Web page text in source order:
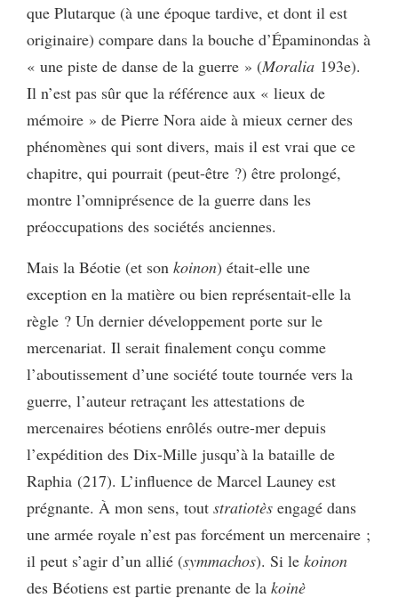
que Plutarque (à une époque tardive, et dont il est
originaire) compare dans la bouche d’Épaminondas à
« une piste de danse de la guerre » (Moralia 193e).
Il n’est pas sûr que la référence aux « lieux de
mémoire » de Pierre Nora aide à mieux cerner des
phénomènes qui sont divers, mais il est vrai que ce
chapitre, qui pourrait (peut-être ?) être prolongé,
montre l’omniprésence de la guerre dans les
préoccupations des sociétés anciennes.
Mais la Béotie (et son koinon) était-elle une
exception en la matière ou bien représentait-elle la
règle ? Un dernier développement porte sur le
mercenariat. Il serait finalement conçu comme
l’aboutissement d’une société toute tournée vers la
guerre, l’auteur retraçant les attestations de
mercenaires béotiens enrôlés outre-mer depuis
l’expédition des Dix-Mille jusqu’à la bataille de
Raphia (217). L’influence de Marcel Launey est
prégnante. À mon sens, tout stratiotès engagé dans
une armée royale n’est pas forcément un mercenaire ;
il peut s’agir d’un allié (symmachos). Si le koinon
des Béotiens est partie prenante de la koinè